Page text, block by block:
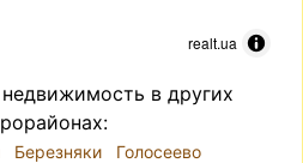
realt.ua
в других
Березняки
Голосеево